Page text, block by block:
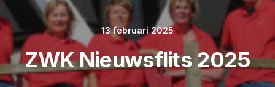
13 februari 2025
ZWK Nieuwsflits 2025